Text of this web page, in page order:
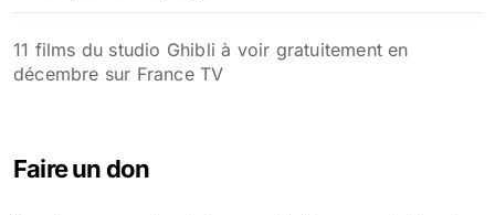
11 films du studio Ghibli à voir gratuitement en
décembre sur France TV
Faire un don